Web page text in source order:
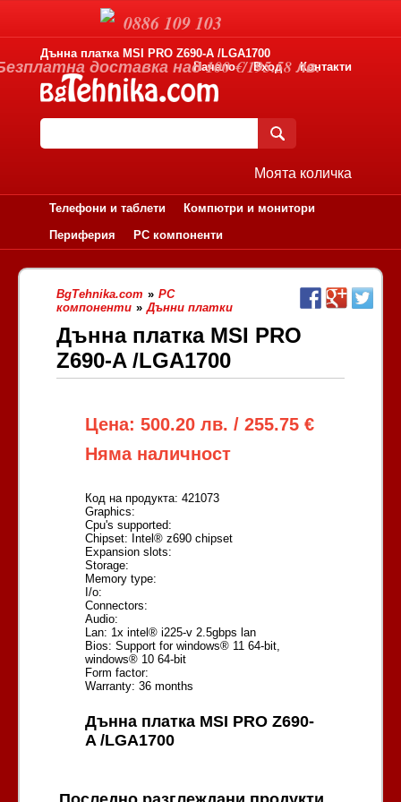
Дънна платка MSI PRO Z690-A /LGA1700
Начало
Вход Контакти
Моята количка
Телефони и таблети
Компютри и монитори
Периферия
PC компоненти
BgTehnika.com » PC
компоненти » Дънни платки
Дънна платка MSI PRO
Z690-A /LGA1700
Цена: 500.20 лв. / 255.75 €
Няма наличност
Код на продукта: 421073
Graphics:
Cpu's supported:
Chipset: Intel® z690 chipset
Expansion slots:
Storage:
Memory type:
I/o:
Connectors:
Audio:
Lan: 1x intel® i225-v 2.5gbps lan
Bios: Support for windows® 11 64-bit,
windows® 10 64-bit
Form factor:
Warranty: 36 months
Дънна платка MSI PRO Z690-
A /LGA1700
0886 109 103
доставка над 100 €/195.58 лв.